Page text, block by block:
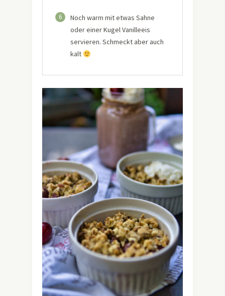
6
Noch warm mit etwas Sahne
oder einer Kugel Vanilleeis
servieren. Schmeckt aber auch
kalt